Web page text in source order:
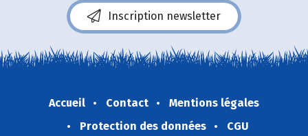
Inscription newsletter
Accueil Contact
Mentions légales
Protection des données
CGU